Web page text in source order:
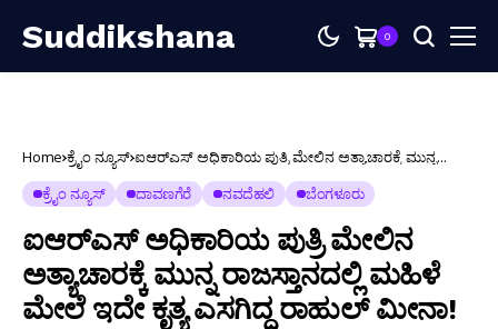
Suddikshana 0
Home ಕ್ರೈಂ ನ್ಯೂಸ್ ಐಆರ್‌ಎಸ್ ಅಧಿಕಾರಿಯ ಪುತ್ರಿ ಮೇಲಿನ ಅತ್ಯಾಚಾರಕ್ಕೆ ಮುನ್ನ
ಕ್ರೈಂ ನ್ಯೂಸ್ ದಾವಣಗೆರೆ ನವದೆಹಲಿ ಬೆಂಗಳೂರು
ಐಆರ್‌ಎಸ್ ಅಧಿಕಾರಿಯ ಪುತ್ರಿ ಮೇಲಿನ
ಅತ್ಯಾಚಾರಕ್ಕೆ ಮುನ್ನ ರಾಜಸ್ತಾನದಲ್ಲಿ ಮಹಿಳೆ
ಮೇಲೆ ಇದೇ ಕೃತ್ಯ ಎಸಗಿದ್ದ ರಾಹುಲ್ ಮೀನಾ!